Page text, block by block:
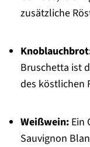
zusätzliche
Bruschetta ist
des köstlichen
Weißwein:Ein
Sauvignon